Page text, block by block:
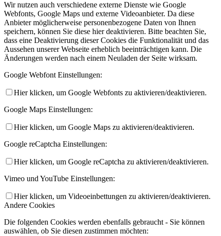
Wir nutzen auch verschiedene externe Dienste wie Google
Webfonts, Google Maps und externe Videoanbieter. Da diese
Anbieter möglicherweise personenbezogene Daten von Ihnen
speichern, können Sie diese hier deaktivieren. Bitte beachten Sie,
dass eine Deaktivierung dieser Cookies die Funktionalität und das
Aussehen unserer Webseite erheblich beeinträchtigen kann. Die
Änderungen werden nach einem Neuladen der Seite wirksam.
Google Webfont Einstellungen:
Hier klicken, um Google Webfonts zu aktivieren/deaktivieren.
Google Maps Einstellungen:
Hier klicken, um Google Maps zu aktivieren/deaktivieren.
Google reCaptcha Einstellungen:
Hier klicken, um Google reCaptcha zu aktivieren/deaktivieren.
Vimeo und YouTube Einstellungen:
Hier klicken, um Videoeinbettungen zu aktivieren/deaktivieren.
Andere Cookies
Die folgenden Cookies werden ebenfalls gebraucht - Sie können
auswählen, ob Sie diesen zustimmen möchten: